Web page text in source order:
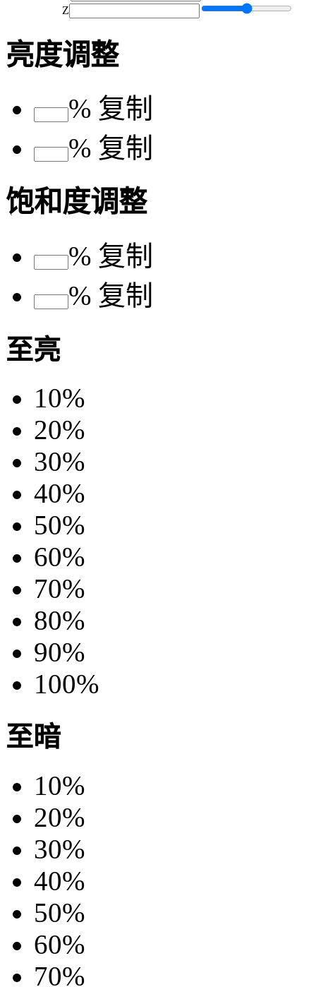
Z
亮度调整
% 复制
% 复制
饱和度调整
% 复制
% 复制
至亮
10%
20%
30%
40%
50%
60%
70%
80%
90%
100%
至暗
10%
20%
30%
40%
50%
60%
70%